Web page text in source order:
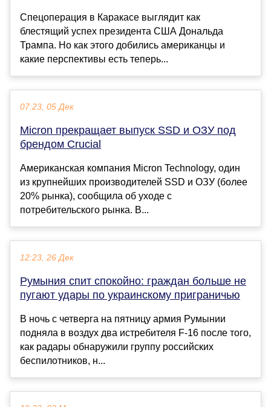
Спецоперация в Каракасе выглядит как
блестящий успех президента США Дональда
Трампа. Но как этого добились американцы и
какие перспективы есть теперь...
07:23, 05 Дек
Micron прекращает выпуск SSD и ОЗУ под
брендом Crucial
Американская компания Micron Technology, один
из крупнейших производителей SSD и ОЗУ (более
20% рынка), сообщила об уходе с
потребительского рынка. В...
12:23, 26 Дек
Румыния спит спокойно: граждан больше не
пугают удары по украинскому приграничью
В ночь с четверга на пятницу армия Румынии
подняла в воздух два истребителя F-16 после того,
как радары обнаружили группу российских
беспилотников, н...